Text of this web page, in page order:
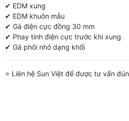
✔ EDM xung
✔ EDM khuôn mẫu
✔ Gá điện cực đồng 30 mm
✔ Phay tinh điện cực trước khi xung
✔ Gá phôi nhỏ dạng khối
⭐ Liên hệ Sun Việt để được tư vấn